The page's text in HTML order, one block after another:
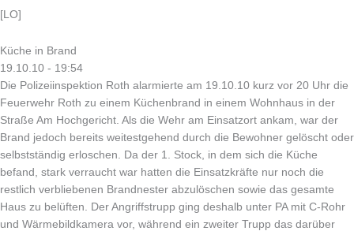
[LO]
Küche in Brand
19.10.10 - 19:54
Die Polizeiinspektion Roth alarmierte am 19.10.10 kurz vor 20 Uhr die
Feuerwehr Roth zu einem Küchenbrand in einem Wohnhaus in der
Straße Am Hochgericht. Als die Wehr am Einsatzort ankam, war der
Brand jedoch bereits weitestgehend durch die Bewohner gelöscht oder
selbstständig erloschen. Da der 1. Stock, in dem sich die Küche
befand, stark verraucht war hatten die Einsatzkräfte nur noch die
restlich verbliebenen Brandnester abzulöschen sowie das gesamte
Haus zu belüften. Der Angriffstrupp ging deshalb unter PA mit C-Rohr
und Wärmebildkamera vor, während ein zweiter Trupp das darüber